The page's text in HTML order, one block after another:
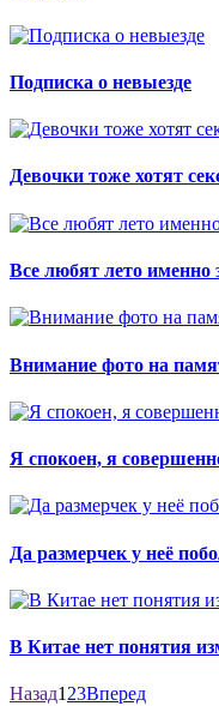
Подписка о невыезде
Девочки тоже хотят
Все любят лето именно
Внимание фото на
Я спокоен, я
Да размерчек у неё
В Китае нет понятия
Назад123Вперед